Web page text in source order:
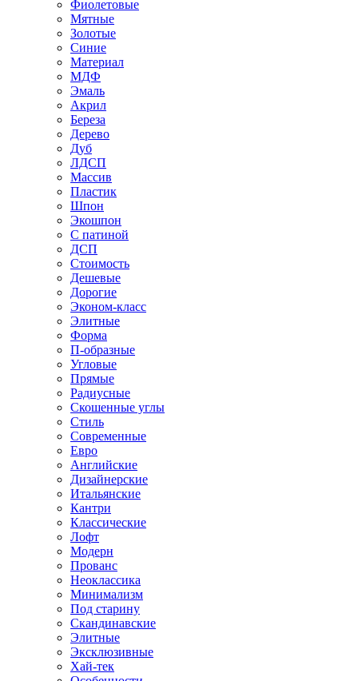
Фиолетовые
Мятные
Золотые
Синие
Материал
МДФ
Эмаль
Акрил
Береза
Дерево
Дуб
ЛДСП
Массив
Пластик
Шпон
Экошпон
С патиной
ДСП
Стоимость
Дешевые
Дорогие
Эконом-класс
Элитные
Форма
П-образные
Угловые
Прямые
Радиусные
Скошенные углы
Стиль
Современные
Евро
Английские
Дизайнерские
Итальянские
Кантри
Классические
Лофт
Модерн
Прованс
Неоклассика
Минимализм
Под старину
Скандинавские
Элитные
Эксклюзивные
Хай-тек